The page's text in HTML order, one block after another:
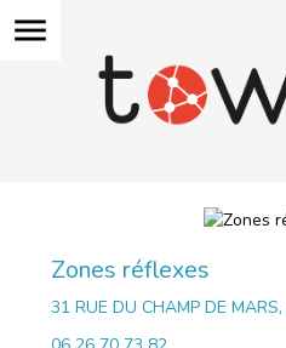
menu
Zones réflexes
31 RUE DU CHAMP DE